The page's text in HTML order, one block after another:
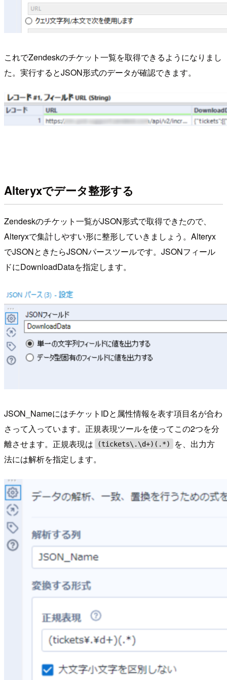
これでZendeskのチケット一覧を取得できるようになりまし
た。実行するとJSON形式のデータが確認できます。
Alteryxでデータ整形する
Zendeskのチケット一覧がJSON形式で取得できたので、
Alteryxで集計しやすい形に整形していきましょう。Alteryx
でJSONときたらJSONパースツールです。JSONフィール
ドにDownloadDataを指定します。
JSON_NameにはチケットIDと属性情報を表す項目名が合わ
さって入っています。正規表現ツールを使ってこの2つを分
離させます。正規表現は
(tickets\.\d+)(.*)
を、出力方
法には解析を指定します。